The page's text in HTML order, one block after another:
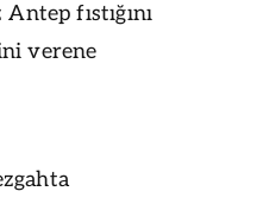
fıstığını
verene